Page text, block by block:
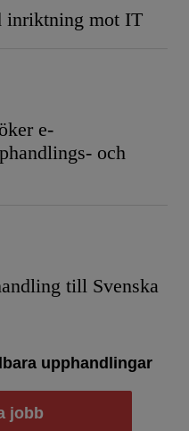
inriktning mot IT
e-
och
till Svenska
upphandlingar
jobb